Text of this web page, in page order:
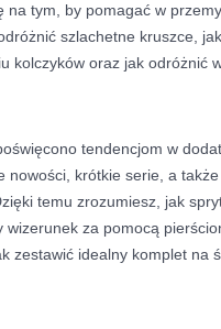
na tym, by pomagać w
szlachetne kruszce,
kolczyków oraz jak odróżnić
tendencjom w
nowości, krótkie serie, a
temu zrozumiesz, jak
wizerunek za pomocą
zestawić idealny komplet na